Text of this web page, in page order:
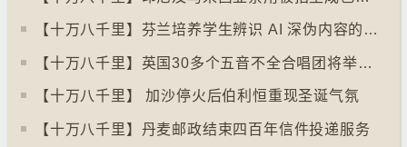
【十万八千里】芬兰培养学生辨识 AI 深伪内容的能力
【十万八千里】英国30多个五音不全合唱团将举行十周年志庆
【十万八千里】 加沙停火后伯利恒重现圣诞气氛
【十万八千里】丹麦邮政结束四百年信件投递服务